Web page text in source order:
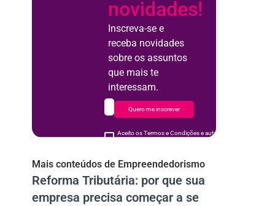
novidades!
Inscreva-se e
receba novidades
sobre os assuntos
que mais te
interessam.
Aceito os Termos e Condições e autorizo o uso de meus
Quero me inscrever
Mais conteúdos de Empreendedorismo
Reforma Tributária: por que sua
empresa precisa começar a se